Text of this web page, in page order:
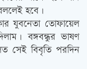
হবে।
যুবনেতা তোফায়েল
বঙ্গবন্ধুর ভাষণ
সেই বিবৃতি পরদিন